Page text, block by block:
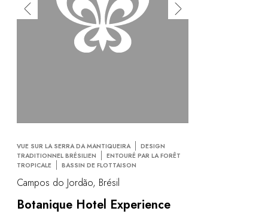
VUE SUR LA SERRA DA MANTIQUEIRA
DESIGN
TRADITIONNEL BRÉSILIEN
ENTOURÉ PAR LA FORÊT
TROPICALE
BASSIN DE FLOTTAISON
Campos do Jordão, Brésil
Botanique Hotel Experience